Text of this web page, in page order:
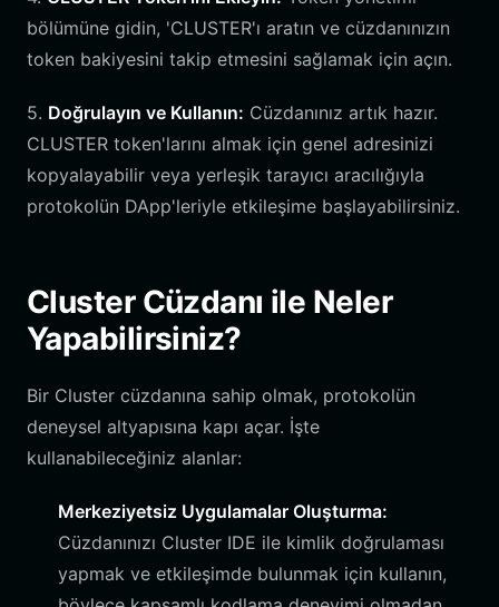
bölümüne gidin, 'CLUSTER'ı aratın ve cüzdanınızın
token bakiyesini takip etmesini sağlamak için açın.
5. Doğrulayın ve Kullanın: Cüzdanınız artık hazır.
CLUSTER token'larını almak için genel adresinizi
kopyalayabilir veya yerleşik tarayıcı aracılığıyla
protokolün DApp'leriyle etkileşime başlayabilirsiniz.
Cluster Cüzdanı ile Neler
Yapabilirsiniz?
Bir Cluster cüzdanına sahip olmak, protokolün
deneysel altyapısına kapı açar. İşte
kullanabileceğiniz alanlar:
Merkeziyetsiz Uygulamalar Oluşturma:
Cüzdanınızı Cluster IDE ile kimlik doğrulaması
yapmak ve etkileşimde bulunmak için kullanın,